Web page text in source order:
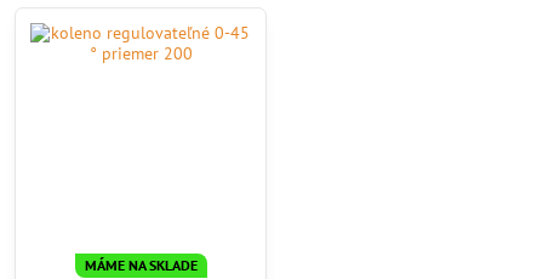
MÁME NA SKLADE